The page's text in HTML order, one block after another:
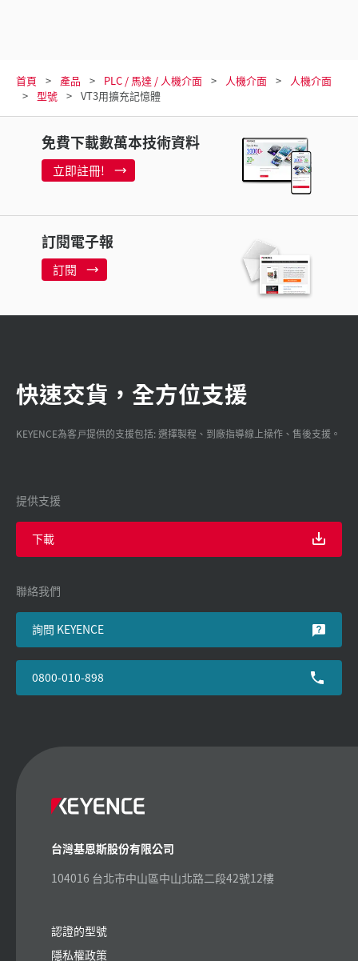
首頁 產品 PLC / 馬達 / 人機介面 人機介面
人機介面
型號
VT3用擴充記憶體
免費下載數萬本技術資料
立即註冊!
訂閱電子報
訂閱
快速交貨，全方位支援
KEYENCE為客戸提供的支援包括: 選擇製程、到廠指導線上操作、售後支援。
提供支援
下載
聯絡我們
詢問 KEYENCE
0800-010-898
台灣基恩斯股份有限公司
104016 台北市中山區中山北路二段42號12樓
認證的型號
隱私權政策